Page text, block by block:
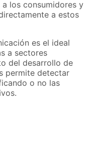
los consumidores y
a estos
es el ideal
a sectores
del desarrollo de
permite detectar
o no las